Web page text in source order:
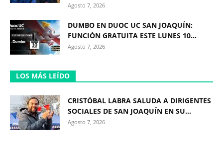
Agosto 7, 2026
DUMBO EN DUOC UC SAN JOAQUÍN:
FUNCIÓN GRATUITA ESTE LUNES 10...
Agosto 7, 2026
LOS MÁS LEÍDO
CRISTÓBAL LABRA SALUDA A DIRIGENTES
SOCIALES DE SAN JOAQUÍN EN SU...
Agosto 7, 2026